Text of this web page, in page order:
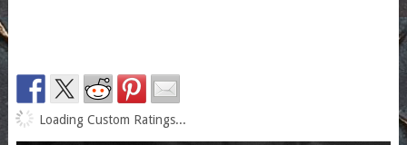
Loading Custom Ratings...